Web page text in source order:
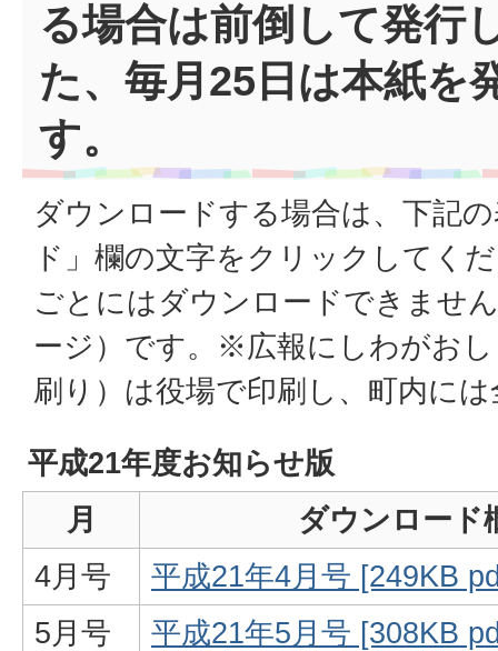
る場合は前倒して発行
た、毎月25日は本紙を
す。
ダウンロードする場合は、下記
ド」欄の文字をクリックしてく
ごとにはダウンロードできませ
ージ）です。※広報にしわがお
刷り）は役場で印刷し、町内に
平成21年度お知らせ版
月
ダウンロード
4月号
平成21年4月号 [249KB
5月号
平成21年5月号 [308KB